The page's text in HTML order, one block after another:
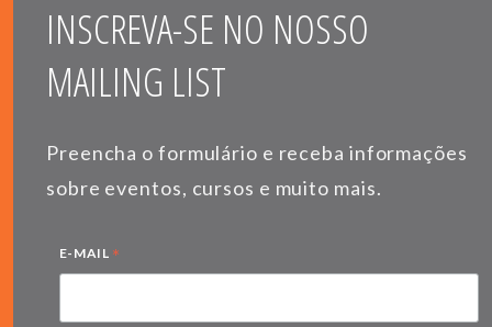
INSCREVA-SE NO NOSSO
MAILING LIST
Preencha o formulário e receba informações
sobre eventos, cursos e muito mais.
E-MAIL *